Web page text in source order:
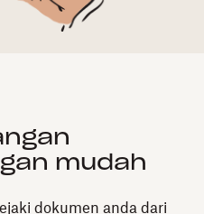
mudah
dokumen anda dari